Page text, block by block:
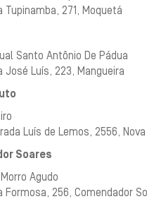
Tupinamba, 271, Moquetá
Santo Antônio De Pádua
José Luís, 223, Mangueira
Luís de Lemos, 2556,
Soares
Agudo
Formosa, 256, Comendador